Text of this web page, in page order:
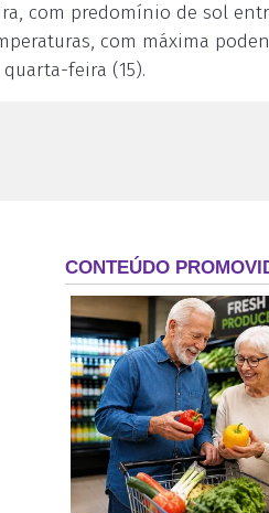
com predomínio de sol
com máxima
feira (15).